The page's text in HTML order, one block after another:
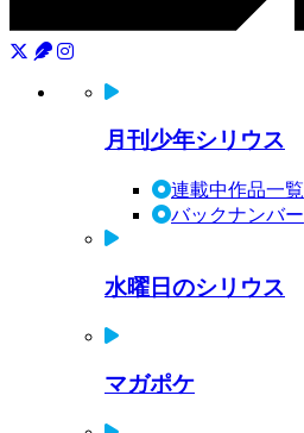
月刊少年シリウス
連載中作品一覧
バックナンバー
水曜日のシリウス
マガポケ